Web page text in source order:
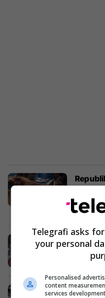
Afrika
Vendet
llojit të
Nga Bota
Një
Telegrafi asks
your personal
Personalised
content
services